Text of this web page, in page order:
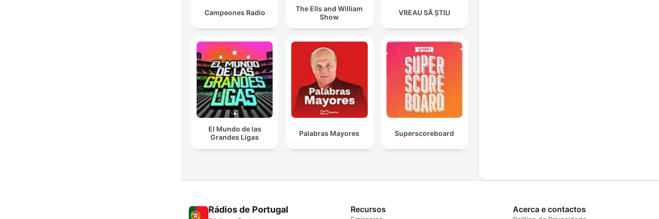
Campeones Radio
The Ells and William
Show
VREAU SĂ ȘTIU
El Mundo de las
Grandes Ligas
Palabras Mayores Superscoreboard
Rádios de Portugal Recursos Acerca e contactos